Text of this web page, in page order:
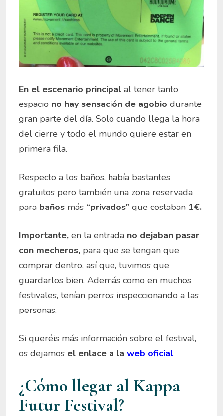
En el escenario principalal tener tanto
espacio no hay sensación de agobio durante
gran parte del día. Solo cuando llega la hora
del cierre y todo el mundo quiere estar en
primera fila.
Respecto a los baños, había bastantes
gratuitos pero también una zona reservada
parabañosmás “privados” que costaban 1€.
Importante,en la entrada no dejaban pasar
con mecheros,para que se tengan que
comprar dentro, así que, tuvimos que
guardarlos bien. Además como en muchos
festivales, tenían perros inspeccionando a las
personas.
Si queréis más información sobre el festival,
os dejamos el enlace a la web oficial
¿Cómo llegar al Kappa
Futur Festival?